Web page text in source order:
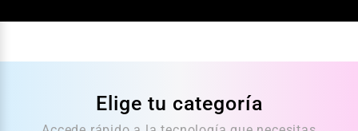
Elige tu categoría